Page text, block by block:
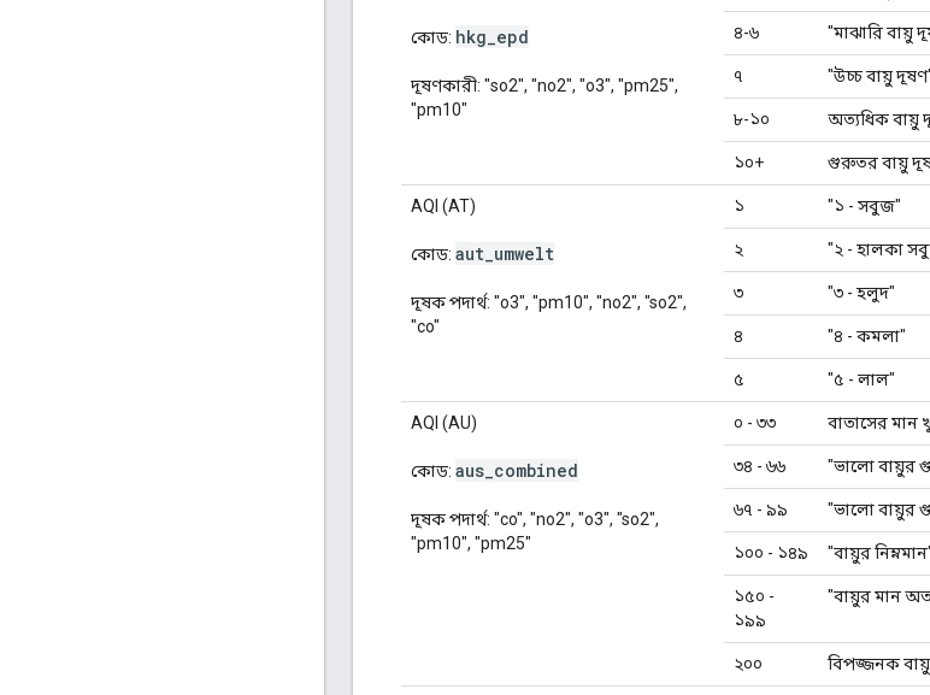
কোড: hkg epd
দূষণকারী: "so2", "no2", "o3", "pm25",
"pm10"
৪-৬ "মাঝারি বায়ু
৭ "উচ্চ বায়ু
৮-১০ অত্যধিক বায়ু
১০+ গুরুতর বায়ু
AQI (AT)
কোড: aut umwelt
দূষক পদার্থ: "o3", "pm10", "no2", "so2",
"co"
১ "১ - সবুজ"
২ "২ - হালকা
৩ "৩ - হলুদ"
৪ "৪ - কমলা"
৫ "৫ - লাল"
AQI (AU)
কোড: aus combined
দূষক পদার্থ: "co", "no2", "o3", "so2",
"pm10", "pm25"
০ - ৩৩ বাতাসের মান
৩৪ - ৬৬ "ভালো বায়ুর
৬৭ - ৯৯ "ভালো বায়ুর
১০০ - ১৪৯ "বায়ুর
১৫০ -
১৯৯
"বায়ুর মান
২০০ বিপজ্জনক